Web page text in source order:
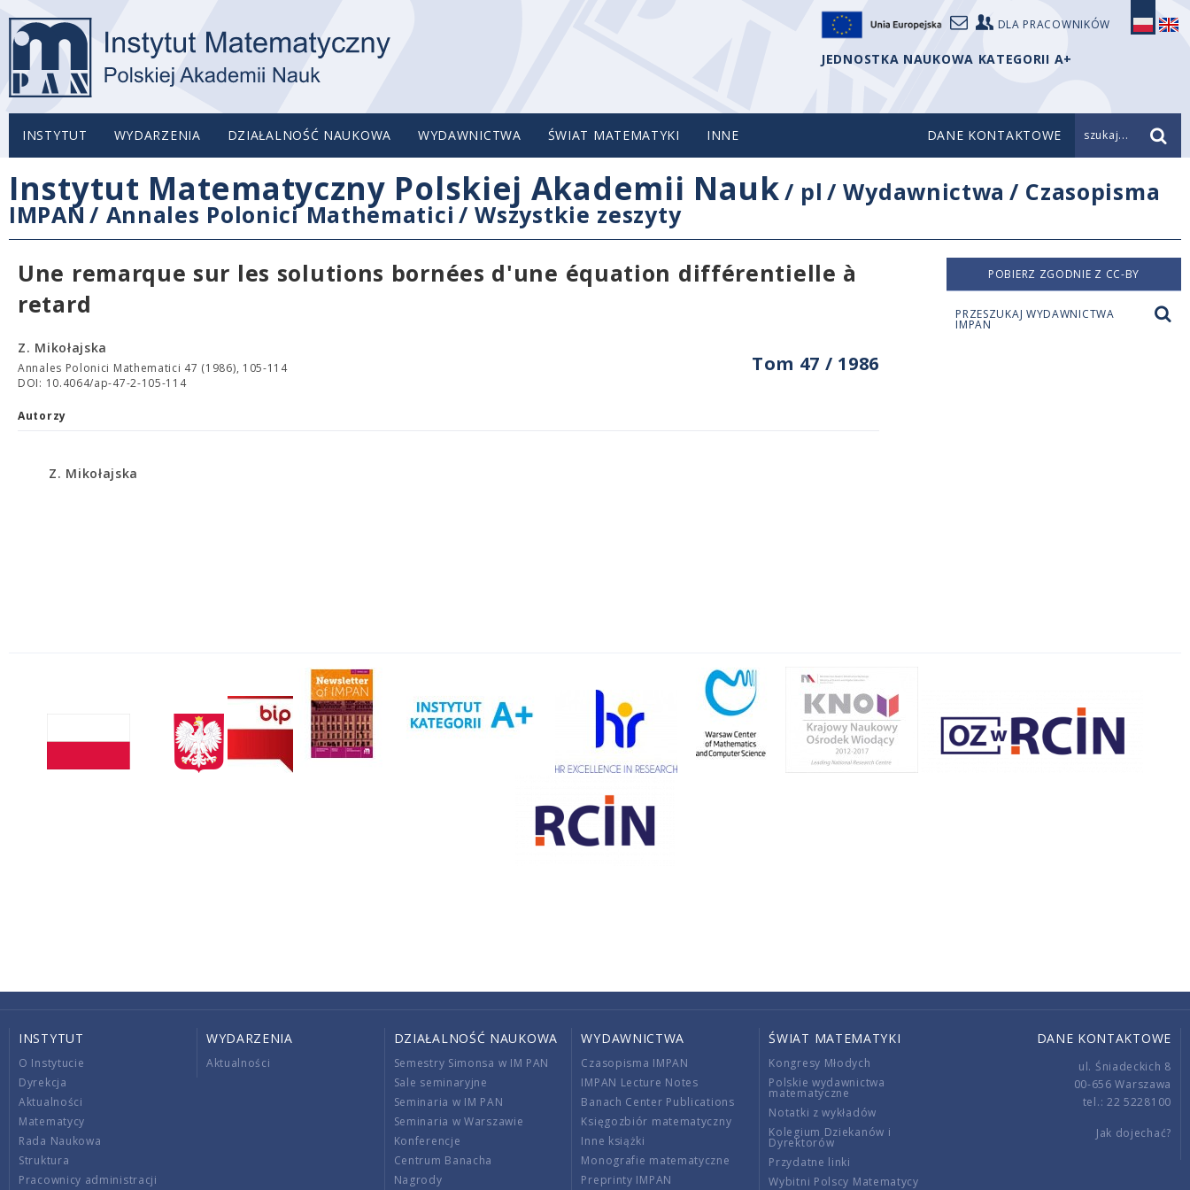
DLA PRACOWNIKÓW
JEDNOSTKA NAUKOWA KATEGORII A+
INSTYTUT WYDARZENIA DZIAŁALNOŚĆ NAUKOWA WYDAWNICTWA ŚWIAT MATEMATYKI INNE DANE KONTAKTOWE szukaj...
Instytut Matematyczny Polskiej Akademii Nauk/ pl /Wydawnictwa / Czasopisma
IMPAN / Annales Polonici Mathematici /Wszystkie zeszyty
Une remarque sur les solutions bornées d'une équation différentielle à
retard
Tom 47 / 1986
Z. Mikołajska
Annales Polonici Mathematici 47 (1986), 105-114
DOI: 10.4064/ap-47-2-105-114
Autorzy
Z. Mikołajska
POBIERZ ZGODNIE Z CC-BY
PRZESZUKAJ WYDAWNICTWA
IMPAN
INSTYTUT
O Instytucie
Dyrekcja
Aktualności
Matematycy
Rada Naukowa
Struktura
Pracownicy administracji
WYDARZENIA
Aktualności
DZIAŁALNOŚĆ NAUKOWA
Semestry Simonsa w IM PAN
Sale seminaryjne
Seminaria w IM PAN
Seminaria w Warszawie
Konferencje
Centrum Banacha
Nagrody
WYDAWNICTWA
Czasopisma IMPAN
IMPAN Lecture Notes
Banach Center Publications
Księgozbiór matematyczny
Inne książki
Monografie matematyczne
Preprinty IMPAN
ŚWIAT MATEMATYKI
Kongresy Młodych
Polskie wydawnictwa
matematyczne
Notatki z wykładów
Kolegium Dziekanów i
Dyrektorów
Przydatne linki
Wybitni Polscy Matematycy
DANE KONTAKTOWE
ul. Śniadeckich 8
00-656 Warszawa
tel.: 22 5228100
Jak dojechać?